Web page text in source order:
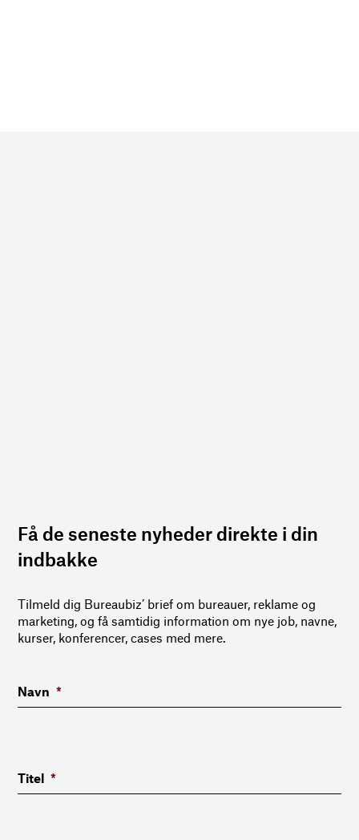
Få de seneste nyheder direkte i din
indbakke
Tilmeld dig Bureaubiz’ brief om bureauer, reklame og
marketing, og få samtidig information om nye job, navne,
kurser, konferencer, cases med mere.
Navn *
Titel *